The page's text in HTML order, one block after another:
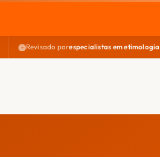
Revisado porespecialistas em etimologia